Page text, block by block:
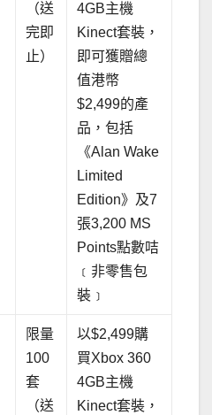
（送
完即
止）
4GB主機
Kinect套裝，
即可獲贈總
值港幣
$2,499的產
品，包括
《Alan Wake
Limited
Edition》及7
張3,200 MS
Points點數咭
﹝非零售包
裝﹞
限量
100
套
（送
以$2,499購
買Xbox 360
4GB主機
Kinect套裝，